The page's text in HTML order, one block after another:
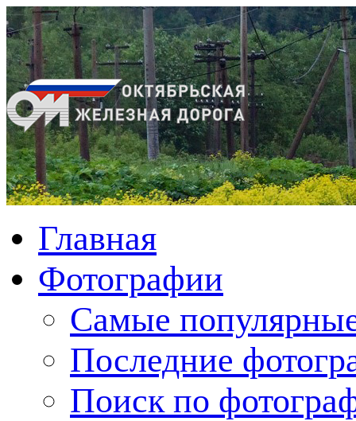
Главная
Фотографии
Cамые
Последние
Поиск по